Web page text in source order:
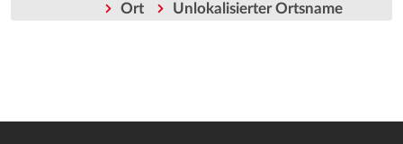
Ort Unlokalisierter Ortsname